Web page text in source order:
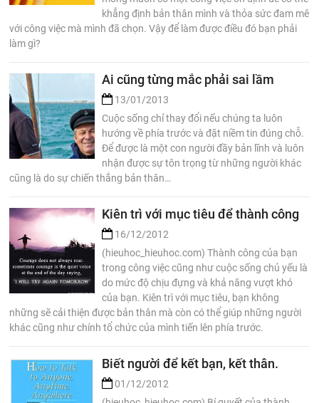
khẳng định bản thân mình và thỏa sức đam mê
với công việc mà mình đã chọn. Vậy để làm được điều đó bạn phải
làm gì?
Ai cũng từng mắc phải sai lầm
13/01/2013
Cuộc sống chỉ thay đổi nếu chúng ta luôn
hướng về phía trước và đặt niềm tin đúng chỗ.
Để được là một con người đầy bản lĩnh và luôn
nhận được sự tôn trọng từ những người khác
cũng là do sự chiến thắng bản thân…
Kiên trì với mục tiêu để thành công
16/12/2012
(hieuhoc_hieuhoc.com) Thành công của bạn
trong công việc cũng như cuộc sống chủ yếu là
do mức độ chịu đựng và khả năng vượt khó
của bạn. Kiên trì với mục tiêu, bạn không
những sẽ cải thiện được bản thân mà còn có thể giúp những người
khác cũng như chính tổ chức của mình tiến lên phía trước.
Biết người để kết bạn, kết thân.
01/12/2012